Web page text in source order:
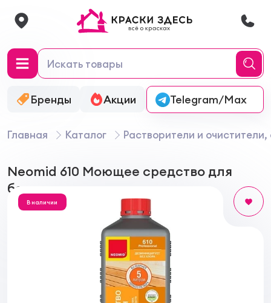
Бренды Акции Онлайн-колеровка
Telegram/Max
Главная Каталог Растворители и
Neomid 610 Моющее средство для
бань и саун
В наличии